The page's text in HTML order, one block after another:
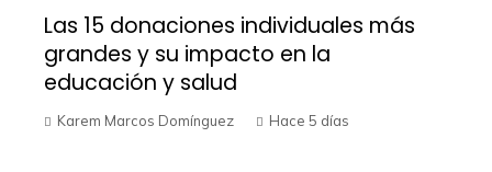
Las 15 donaciones individuales más
grandes y su impacto en la
educación y salud
Karem Marcos Domínguez Hace 5 días